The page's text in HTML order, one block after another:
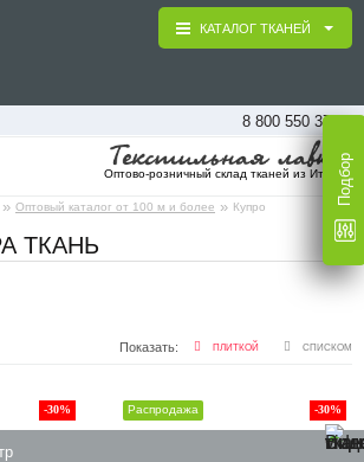
8 800 550 37 16
Оптово-розничный склад тканей из Италии
» Оптовый каталог от 100 м и более » Купро
КАТАЛОГ ТКАНЕЙ
ТКАНЬ
Подбор
Показать: ПЛИТКОЙ СПИСКОМ
-30% -30%
Распродажа